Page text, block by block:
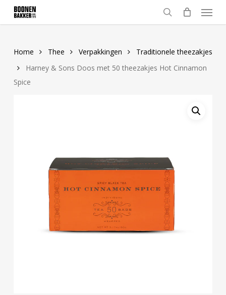
main
search
Menu
Home Thee Verpakkingen
Traditionele theezakjes
Harney & Sons Doos met 50 theezakjes Hot Cinnamon
Spice